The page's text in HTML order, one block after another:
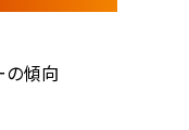
の傾向